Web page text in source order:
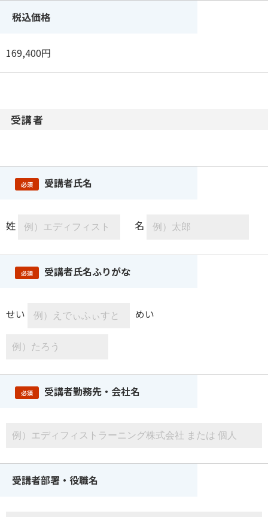
税込価格
169,400円
受講者
必須 受講者氏名
姓 名
必須 受講者氏名ふりがな
せい めい
必須 受講者勤務先・会社名
受講者部署・役職名